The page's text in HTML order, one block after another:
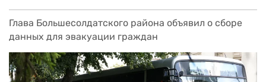
Глава Большесолдатского района объявил о сборе
данных для эвакуации граждан